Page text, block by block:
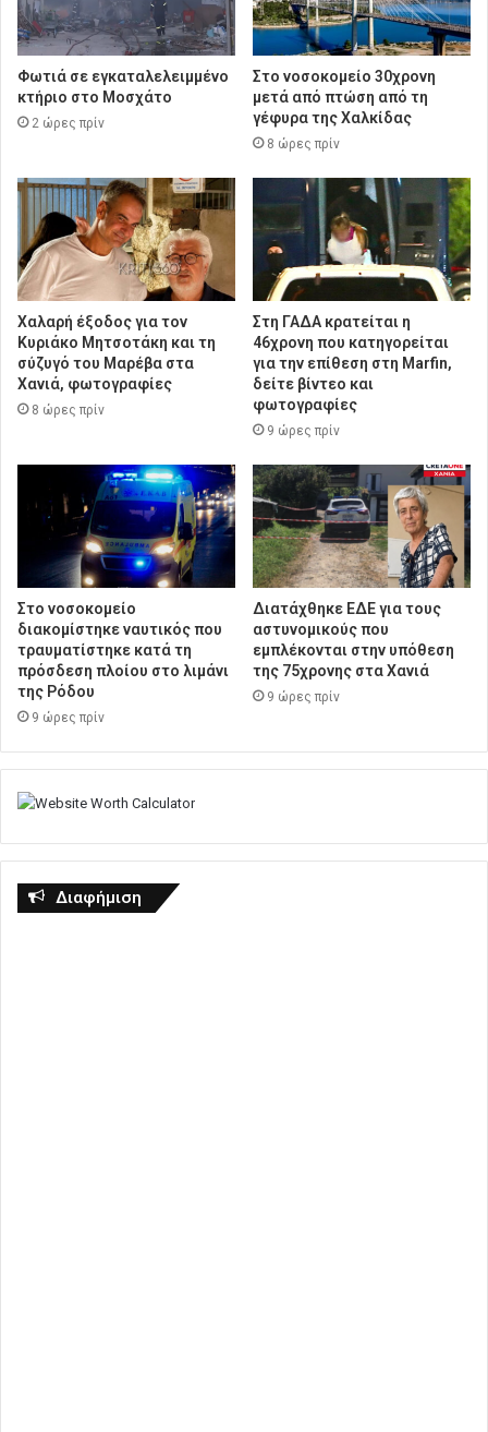
Φωτιά σε εγκαταλελειμμένο
κτήριο στο Μοσχάτο
2 ώρες πρίν
Στο νοσοκομείο 30χρονη
μετά από πτώση από τη
γέφυρα της Χαλκίδας
8 ώρες πρίν
Χαλαρή έξοδος για τον
Κυριάκο Μητσοτάκη και τη
σύζυγό του Μαρέβα στα
Χανιά, φωτογραφίες
8 ώρες πρίν
Στη ΓΑΔΑ κρατείται η
46χρονη που κατηγορείται
για την επίθεση στη Marfin,
δείτε βίντεο και
φωτογραφίες
9 ώρες πρίν
Στο νοσοκομείο
διακομίστηκε ναυτικός που
τραυματίστηκε κατά τη
πρόσδεση πλοίου στο λιμάνι
της Ρόδου
9 ώρες πρίν
Διατάχθηκε ΕΔΕ για τους
αστυνομικούς που
εμπλέκονται στην υπόθεση
της 75χρονης στα Χανιά
9 ώρες πρίν
Διαφήμιση